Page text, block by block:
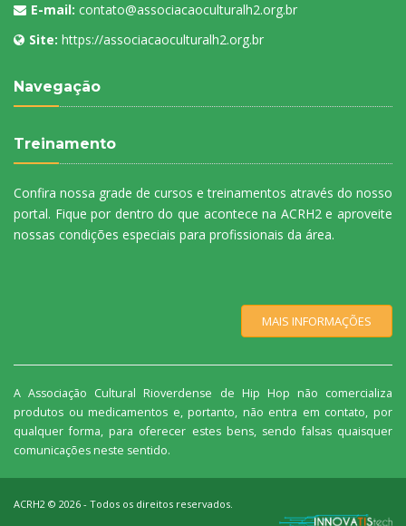
E-mail: contato@associacaoculturalh2.org.br
Site: https://associacaoculturalh2.org.br
Navegação
Treinamento
Confira nossa grade de cursos e treinamentos através do nosso
portal. Fique por dentro do que acontece na ACRH2 e aproveite
nossas condições especiais para profissionais da área.
MAIS INFORMAÇÕES
A Associação Cultural Rioverdense de Hip Hop não comercializa
produtos ou medicamentos e, portanto, não entra em contato, por
qualquer forma, para oferecer estes bens, sendo falsas quaisquer
comunicações neste sentido.
ACRH2 © 2026 - Todos os direitos reservados.